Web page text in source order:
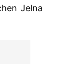
Jelna